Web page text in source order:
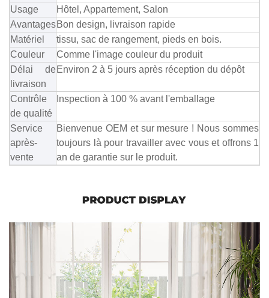
Usage
Hôtel, Appartement, Salon
AvantagesBon design, livraison rapide
Matériel
tissu, sac de rangement, pieds en bois.
Couleur
Comme l'image couleur du produit
Délai de
livraison
Environ 2 à 5 jours après réception du dépôt
Contrôle
de qualité
Inspection à 100 % avant l'emballage
Service
après-
vente
Bienvenue OEM et sur mesure ! Nous sommes
toujours là pour travailler avec vous et offrons 1
an de garantie sur le produit.